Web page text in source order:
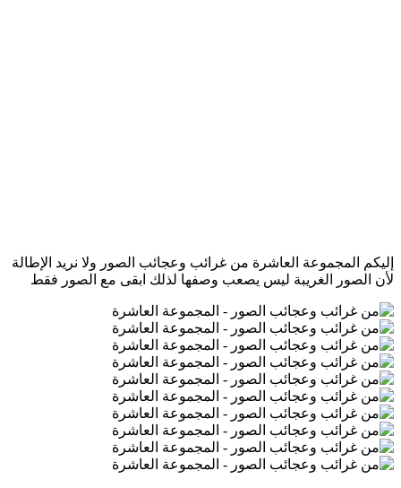
إليكم المجموعة العاشرة من غرائب وعجائب الصور ولا نريد الإطالة
لأن الصور الغريبة ليس يصعب وصفها لذلك ابقى مع الصور فقط